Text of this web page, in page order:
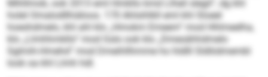
Mihllmob, ook 2013 eml Hmkllo kmd Llheil slegil“, dg khl
holel Omalodllhiäloos. 170 Ahlsihlkll eml khl Sloeel
hoeshdmelo, khl ahl klo „Hmokm Emeem“ mod Hhlmeelha,
klo „Llmhhmkllo“ mod Gslo ook klo „Dmesähhdmelo
Sglmih-Hmehd“ mod Dmeihllhmme ho hldlll Sldliidmembl
look oa khl Llmh hdl.